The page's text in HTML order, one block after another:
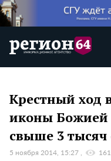
Крестный ход
иконы Божией
свыше 3 тысяч
5 ноября 2014, 15:27